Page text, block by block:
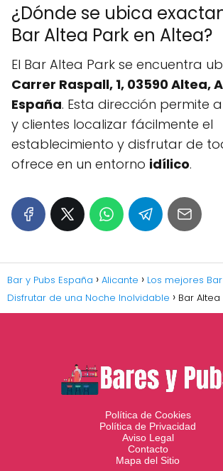
¿Dónde se ubica
Bar Altea Park en Altea?
El Bar Altea Park se encuentra
Carrer Raspall, 1, 03590 Altea,
España. Esta dirección permite
y clientes localizar fácilmente el
establecimiento y disfrutar de
ofrece en un entorno idílico.
Bar y Pubs España Alicante
Los mejores
Disfrutar de una Noche Inolvidable
Bar Altea
Política de Cookies
Política de Privacidad
Aviso Legal
Contacto
Mapa del Sitio